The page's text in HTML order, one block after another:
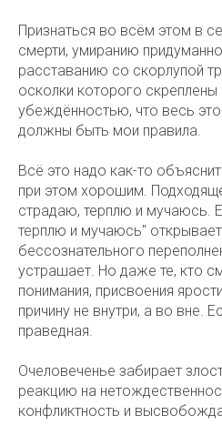
Признаться во всём этом в
смерти, умиранию
расставанию со скорлупой
осколки которого
убеждённостью, что весь
должны быть мои правила.
Всё это надо как-то
при этом хорошим.
страдаю, терплю и мучаюсь.
терплю и мучаюсь"
бессознательного
устрашает. Но даже те, кто
понимания, присвоения
причину не внутри, а во вне.
праведная.
Очеловеченье забирает
реакцию на
конфликтность и